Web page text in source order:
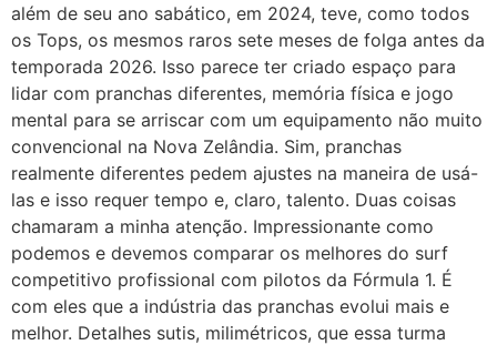
além de seu ano sabático, em 2024, teve, como todos
os Tops, os mesmos raros sete meses de folga antes da
temporada 2026. Isso parece ter criado espaço para
lidar com pranchas diferentes, memória física e jogo
mental para se arriscar com um equipamento não muito
convencional na Nova Zelândia. Sim, pranchas
realmente diferentes pedem ajustes na maneira de usá-
las e isso requer tempo e, claro, talento. Duas coisas
chamaram a minha atenção. Impressionante como
podemos e devemos comparar os melhores do surf
competitivo profissional com pilotos da Fórmula 1. É
com eles que a indústria das pranchas evolui mais e
melhor. Detalhes sutis, milimétricos, que essa turma